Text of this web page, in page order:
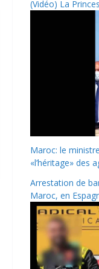
(Vidéo) La
Maroc: le
«l’héritage» des
Arrestation de
Maroc, en